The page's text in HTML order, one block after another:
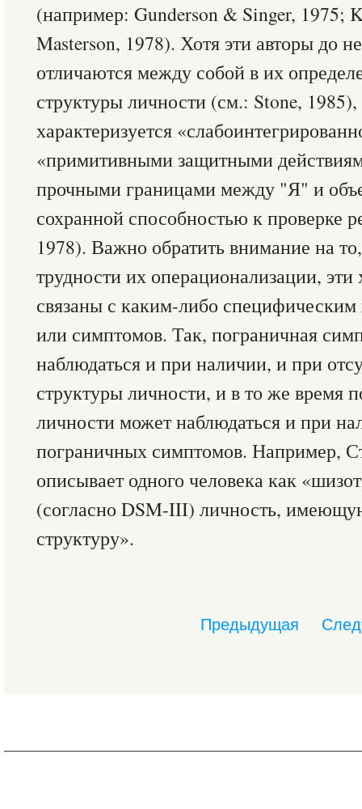
(например: Gunderson & Singer, 1975;
Masterson, 1978). Хотя эти авторы до
отличаются между собой в их
структуры личности (см.: Stone, 1985),
характеризуется
«примитивными защитными
прочными границами между "Я" и
сохранной способностью к проверке
1978). Важно обратить внимание на
трудности их операционализации, эти
связаны с каким-либо
или симптомов. Так, пограничная
наблюдаться и при наличии, и при
структуры личности, и в то же время
личности может наблюдаться и при
пограничных симптомов. Например,
описывает одного человека как
(согласно DSM-III) личность,
структуру».
Предыдущая